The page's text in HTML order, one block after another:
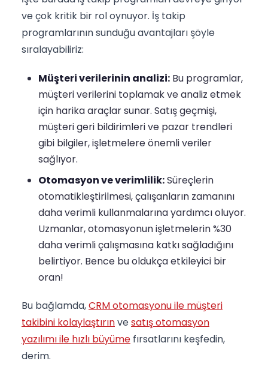
ve çok kritik bir rol oynuyor. İş takip
programlarının sunduğu avantajları şöyle
sıralayabiliriz:
Müşteri verilerinin analizi: Bu programlar,
müşteri verilerini toplamak ve analiz etmek
için harika araçlar sunar. Satış geçmişi,
müşteri geri bildirimleri ve pazar trendleri
gibi bilgiler, işletmelere önemli veriler
sağlıyor.
Otomasyon ve verimlilik:Süreçlerin
otomatikleştirilmesi, çalışanların zamanını
daha verimli kullanmalarına yardımcı oluyor.
Uzmanlar, otomasyonun işletmelerin %30
daha verimli çalışmasına katkı sağladığını
belirtiyor. Bence bu oldukça etkileyici bir
oran!
Bu bağlamda,CRM otomasyonu ile müşteri
takibini kolaylaştırınvesatış otomasyon
yazılımı ile hızlı büyüme fırsatlarını keşfedin,
derim.